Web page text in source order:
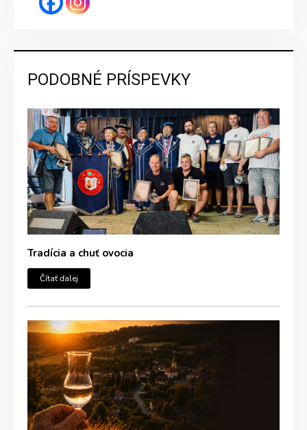
PODOBNÉ PRÍSPEVKY
Tradícia a chuť ovocia
Čítať ďalej